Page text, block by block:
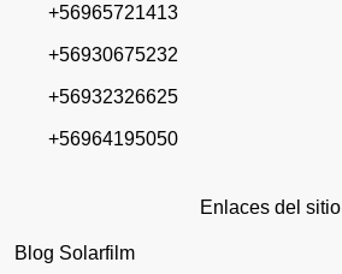
+56965721413
+56930675232
+56932326625
+56964195050
Enlaces del sitio
Blog Solarfilm